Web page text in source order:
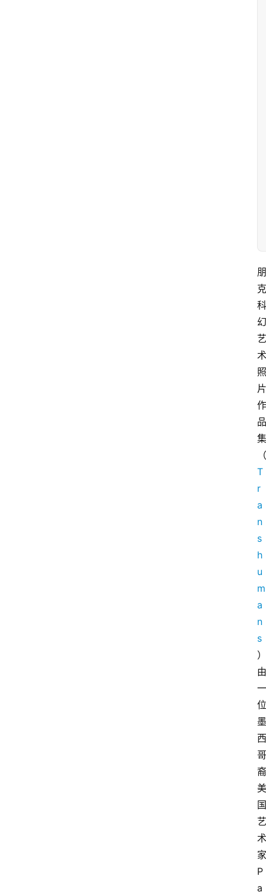
朋
克
科
幻
艺
术
照
片
作
品
集
（
T
r
a
n
s
h
u
m
a
n
s
）
由
一
位
墨
西
哥
裔
美
国
艺
术
家
P
a